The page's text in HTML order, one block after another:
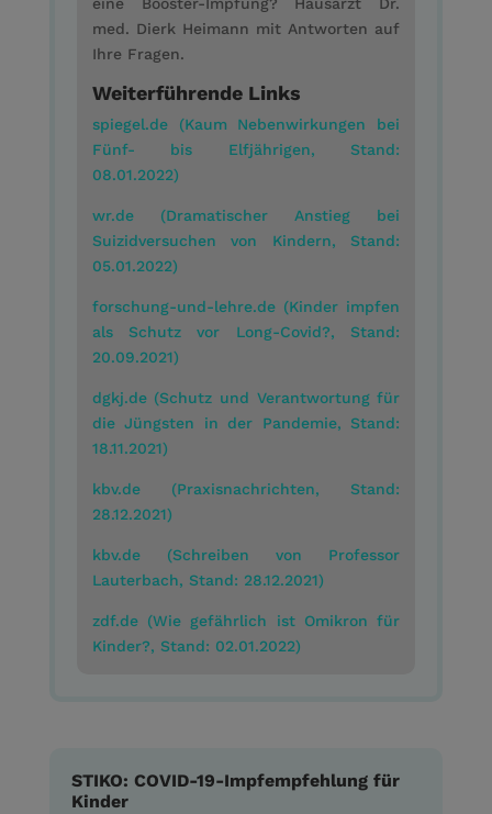
med. Dierk Heimann mit Antworten auf
Ihre Fragen.
Weiterführende Links
spiegel.de (Kaum Nebenwirkungen bei
Fünf- bis Elfjährigen, Stand:
08.01.2022)
wr.de (Dramatischer Anstieg bei
Suizidversuchen von Kindern, Stand:
05.01.2022)
forschung-und-lehre.de (Kinder impfen
als Schutz vor Long-Covid?, Stand:
20.09.2021)
dgkj.de (Schutz und Verantwortung für
die Jüngsten in der Pandemie, Stand:
18.11.2021)
kbv.de (Praxisnachrichten, Stand:
28.12.2021)
kbv.de (Schreiben von Professor
Lauterbach, Stand: 28.12.2021)
zdf.de (Wie gefährlich ist Omikron für
Kinder?, Stand: 02.01.2022)
STIKO: COVID-19-Impfempfehlung für
Kinder